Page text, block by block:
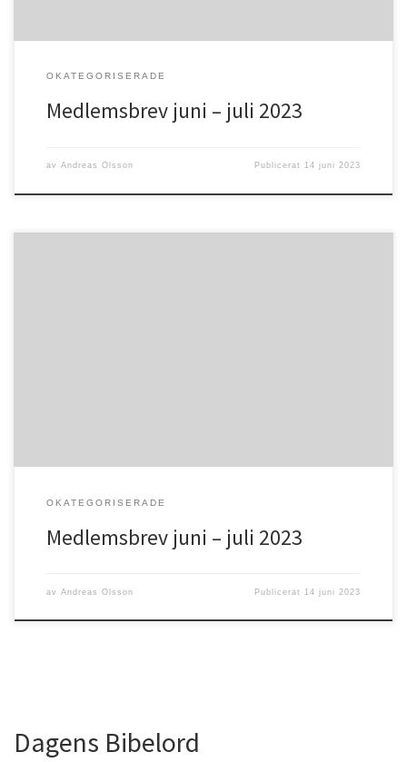
OKATEGORISERADE
Medlemsbrev juni – juli 2023
av Andreas Olsson Publicerat 14 juni 2023
OKATEGORISERADE
Medlemsbrev juni – juli 2023
av Andreas Olsson Publicerat 14 juni 2023
Dagens Bibelord